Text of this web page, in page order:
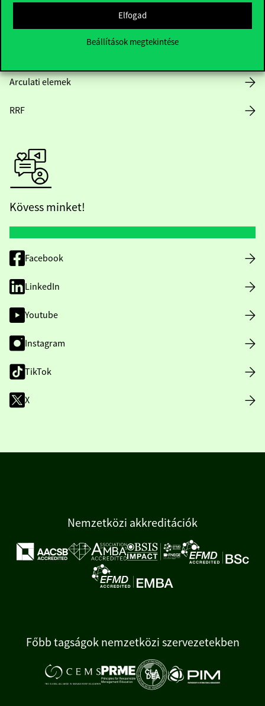
Elfogad
Beállítások megtekintése
Arculati elemek
RRF
Kövess minket!
Facebook
LinkedIn
Youtube
Instagram
TikTok
X
Nemzetközi akkreditációk
Főbb tagságok nemzetközi szervezetekben